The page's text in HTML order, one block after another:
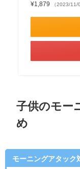
¥1,879
（2023/11/
子供のモー
め
モーニングアタック